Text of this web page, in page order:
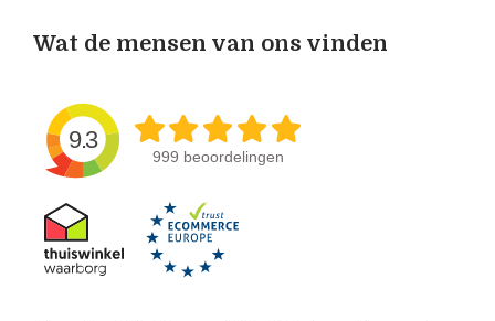
Wat de mensen van ons vinden
9.3
999 beoordelingen